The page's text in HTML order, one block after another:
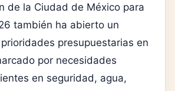
de la Ciudad de México para
también ha abierto un
presupuestarias en
por necesidades
en seguridad, agua,